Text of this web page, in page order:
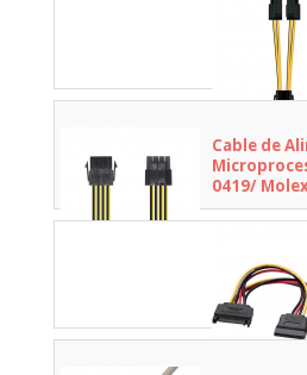
Cable de
0419/
Molex 8